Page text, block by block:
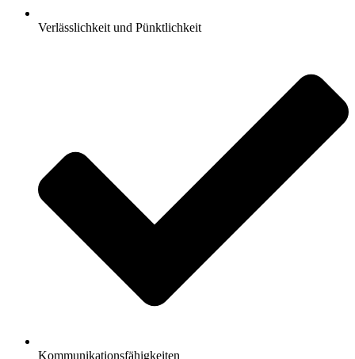
Verlässlichkeit und Pünktlichkeit
Kommunikationsfähigkeiten